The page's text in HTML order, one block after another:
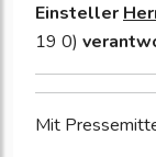
Einsteller
19 0)
Mit